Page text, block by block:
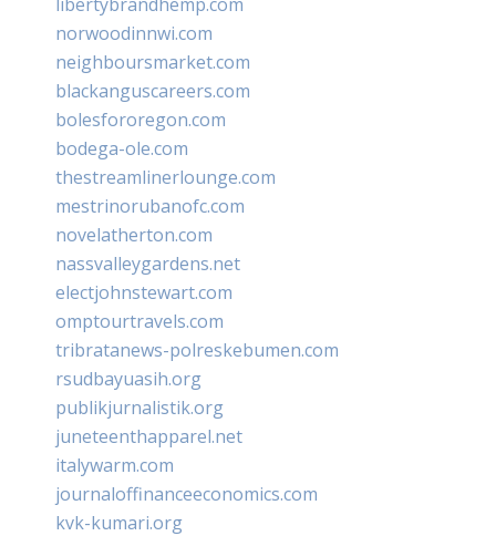
norwoodinnwi.com
neighboursmarket.com
blackanguscareers.com
bolesfororegon.com
bodega-ole.com
thestreamlinerlounge.com
mestrinorubanofc.com
novelatherton.com
nassvalleygardens.net
electjohnstewart.com
omptourtravels.com
tribratanews-polreskebumen.com
rsudbayuasih.org
publikjurnalistik.org
juneteenthapparel.net
italywarm.com
journaloffinanceeconomics.com
kvk-kumari.org